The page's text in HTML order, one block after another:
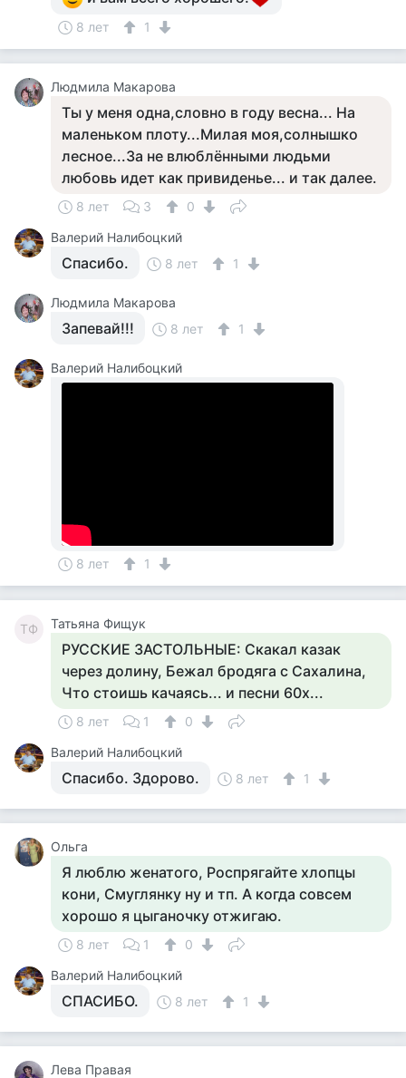
8 лет 1
Людмила Макарова
Ты у меня одна,словно в году весна... На
маленьком плоту...Милая моя,солнышко
лесное...За не влюблёнными людьми
любовь идет как привиденье... и так далее.
8 лет 3
0
Валерий Налибоцкий
Спасибо. 8 лет 1
Людмила Макарова
Запевай!!! 8 лет 1
Валерий Налибоцкий
8 лет 1
ТФ Татьяна Фищук
РУССКИЕ ЗАСТОЛЬНЫЕ: Скакал казак
через долину, Бежал бродяга с Сахалина,
Что стоишь качаясь... и песни 60х...
8 лет 1
0
Валерий Налибоцкий
Спасибо. Здорово. 8 лет 1
Ольга
Я люблю женатого, Роспрягайте хлопцы
кони, Смуглянку ну и тп. А когда совсем
хорошо я цыганочку отжигаю.
8 лет 1
0
Валерий Налибоцкий
СПАСИБО. 8 лет 1
Лева Правая